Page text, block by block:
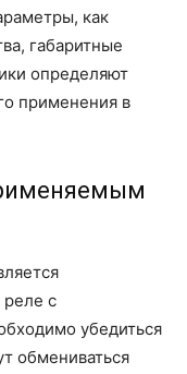
как
габаритные
определяют
применения в
реле с
убедиться
обмениваться